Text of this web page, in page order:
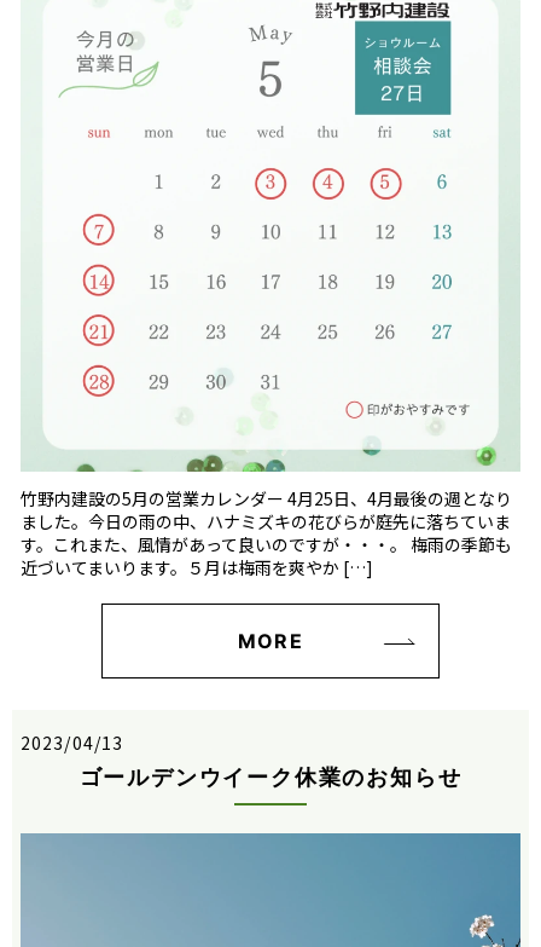
竹野内建設の5月の営業カレンダー 4月25日、4月最後の週となり
ました。今日の雨の中、ハナミズキの花びらが庭先に落ちていま
す。これまた、風情があって良いのですが・・・。 梅雨の季節も
近づいてまいります。５月は梅雨を爽やか […]
MORE
2023/04/13
ゴールデンウイーク休業のお知らせ